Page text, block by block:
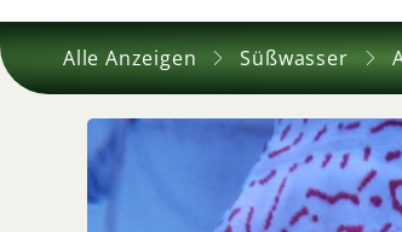
Alle Anzeigen Süßwasser